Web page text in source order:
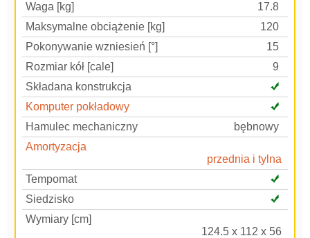
Waga [kg]
17.8
Maksymalne obciążenie [kg]
120
Pokonywanie wzniesień [°]
15
Rozmiar kół [cale]
9
Składana konstrukcja
Komputer pokładowy
Hamulec mechaniczny
bębnowy
Amortyzacja
przednia i tylna
Tempomat
Siedzisko
Wymiary [cm]
124.5 x 112 x 56